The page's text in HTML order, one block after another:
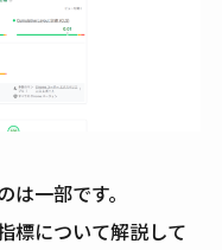
一部です。
標について解説して